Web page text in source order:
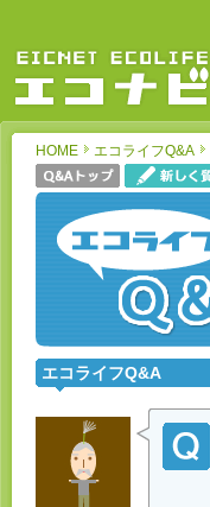
HOME エコライフQ&A
エコライフQ&A